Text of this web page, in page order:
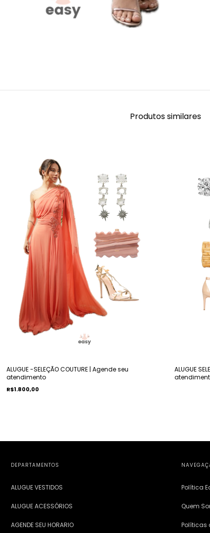
Produtos similares
ALUGUE -SELEÇÃO COUTURE | Agende seu
atendimento
R$1.800,00
ALUGUE
DEPARTAMENTOS
ALUGUE VESTIDOS
ALUGUE ACESSÓRIOS
AGENDE SEU HORARIO
Política
Quem
Políticas